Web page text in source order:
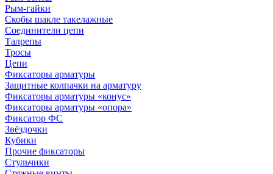
Рым-гайки
Скобы шакле такелажные
Соединители цепи
Талрепы
Тросы
Цепи
Фиксаторы арматуры
Защитные колпачки на арматуру
Фиксаторы арматуры «конус»
Фиксаторы арматуры «опора»
Фиксатор ФС
Звёздочки
Кубики
Прочие фиксаторы
Стульчики